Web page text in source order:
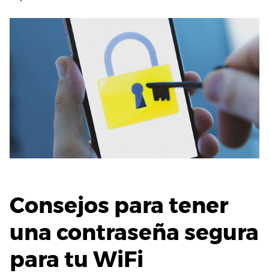
Consejos para tener
una contraseña segura
para tu WiFi